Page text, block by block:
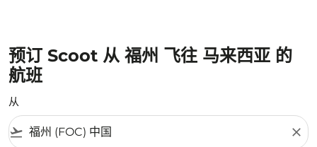
预订 Scoot 从 福州 飞往 马来西亚 的
航班
从
flight_takeoff close